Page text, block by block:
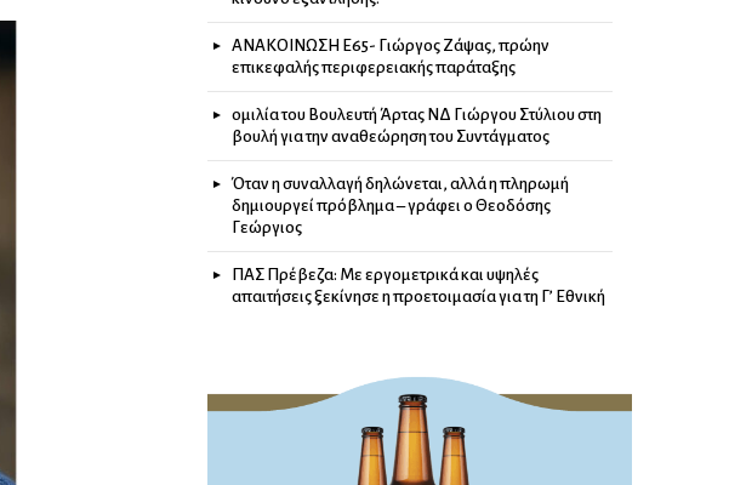
ΑΝΑΚΟΙΝΩΣΗ Ε65- Γιώργος Ζάψας, πρώην
επικεφαλής περιφερειακής παράταξης
ομιλία του Βουλευτή Άρτας ΝΔ Γιώργου Στύλιου στη
βουλή για την αναθεώρηση του Συντάγματος
Όταν η συναλλαγή δηλώνεται, αλλά η πληρωμή
δημιουργεί πρόβλημα – γράφει ο Θεοδόσης
Γεώργιος
ΠΑΣ Πρέβεζα: Με εργομετρικά και υψηλές
απαιτήσεις ξεκίνησε η προετοιμασία για τη Γ’ Εθνική